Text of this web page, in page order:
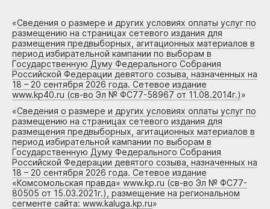
«Сведения о размере и других условиях оплаты услуг по
размещению на страницах сетевого издания для
размещения предвыборных, агитационных материалов в
период избирательной кампании по выборам в
Государственную Думу Федерального Собрания
Российской Федерации девятого созыва, назначенных на
18 – 20 сентября 2026 года. Сетевое издание
www.kp40.ru (св-во Эл № ФС77-58967 от 11.08.2014г.)»
«Сведения о размере и других условиях оплаты услуг по
размещению на страницах сетевого издания для
размещения предвыборных, агитационных материалов в
период избирательной кампании по выборам в
Государственную Думу Федерального Собрания
Российской Федерации девятого созыва, назначенных на
18 – 20 сентября 2026 года. Сетевое издание
«Комсомольская правда» www.kp.ru (св-во Эл № ФС77-
80505 от 15.03.2021г.), размещение на региональном
сегменте сайта: www.kaluga.kp.ru»